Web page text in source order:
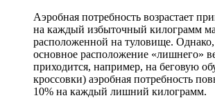
Аэробная потребность возрастает
на каждый избыточный килограмм
расположенной на туловище. Однако,
основное расположение «лишнего»
приходится, например, на беговую
кроссовки) аэробная потребность
10% на каждый лишний килограмм.